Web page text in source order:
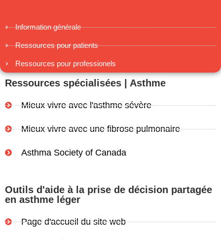
Information générale
Ressources pour patients
Ressources pour professionels
Ressources spécialisées | Asthme
Mieux vivre avec l'asthme sévère
Mieux vivre avec une fibrose pulmonaire
Asthma Society of Canada
Outils d'aide à la prise de décision partagée
en asthme léger
Page d'accueil du site web